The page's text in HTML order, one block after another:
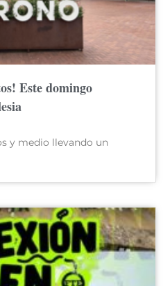
Este domingo
y medio llevando un